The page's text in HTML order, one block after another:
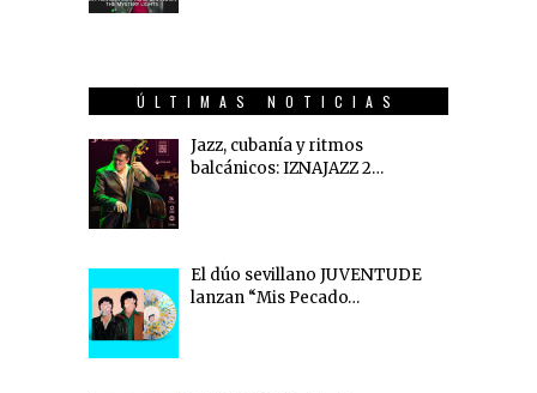
ÚLTIMAS NOTICIAS
Jazz, cubanía y ritmos
balcánicos: IZNAJAZZ 2…
El dúo sevillano JUVENTUDE
lanzan “Mis Pecado…